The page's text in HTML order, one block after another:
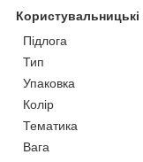
Користувальницькі
Підлога
Тип
Упаковка
Колір
Тематика
Вага